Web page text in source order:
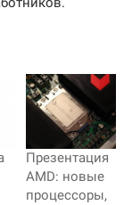
Презентация
AMD: новые
процессоры,